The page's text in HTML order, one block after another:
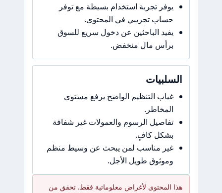
يوفر تجربة استخدام بسيطة مع توفر
حساب تجريبي في المحتوى.
يفيد الباحثين عن دخول سريع للسوق
برأس مال منخفض.
السلبيات
غياب التنظيم الواضح يرفع مستوى
المخاطر.
تفاصيل الرسوم والعمولات غير شفافة
بشكل كافٍ.
غير مناسب لمن يبحث عن وسيط منظم
وموثوق طويل الأجل.
هذا المحتوى لأغراض معلوماتية فقط. تحقق من